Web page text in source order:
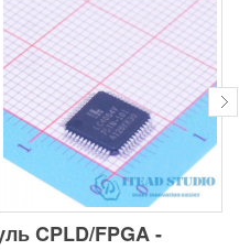
CPLD/FPGA -